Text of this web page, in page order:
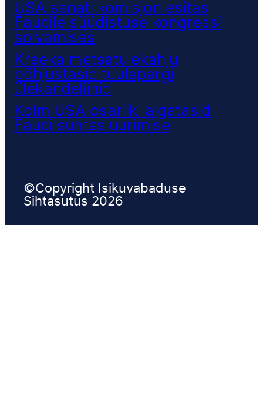
USA senati komisjon esitas
Faucile süüdistuse kongressi
solvamises
Kreeka metsatulekahju
põhjustasid tuulepargi
ülekandeliinid
Kolm USA osariiki algatasid
Fauci suhtes uurimise
©Copyright Isikuvabaduse
Sihtasutus 2026